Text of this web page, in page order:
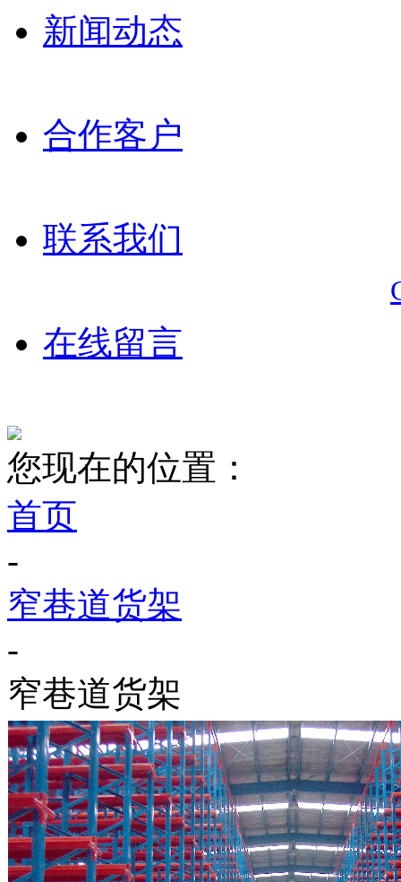
新闻动态
合作客户
联系我们
在线留言
您现在的位置：
首页
-
窄巷道货架
-
窄巷道货架